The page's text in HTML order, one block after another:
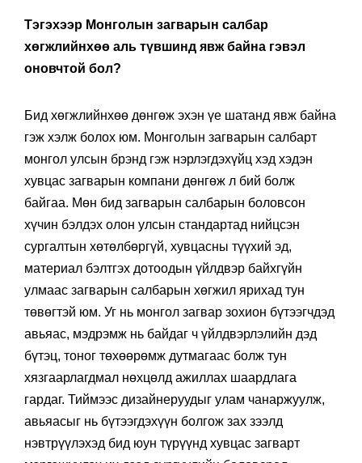
Тэгэхээр Монголын загварын салбар
хөгжлийнхөө аль түвшинд явж байна гэвэл
оновчтой бол?
Бид хөгжлийнхөө дөнгөж эхэн үе шатанд явж байна
гэж хэлж болох юм. Монголын загварын салбарт
монгол улсын брэнд гэж нэрлэгдэхүйц хэд хэдэн
хувцас загварын компани дөнгөж л бий болж
байгаа. Мөн бид загварын салбарын боловсон
хүчин бэлдэх олон улсын стандартад нийцсэн
сургалтын хөтөлбөргүй, хувцасны түүхий эд,
материал бэлтгэх дотоодын үйлдвэр байхгүйн
улмаас загварын салбарын хөгжил ярихад тун
төвөгтэй юм. Уг нь монгол загвар зохион бүтээгчдэд
авьяас, мэдрэмж нь байдаг ч үйлдвэрлэлийн дэд
бүтэц, тоног төхөөрөмж дутмагаас болж тун
хязгаарлагдмал нөхцөлд ажиллах шаардлага
гардаг. Тиймээс дизайнеруудыг улам чанаржуулж,
авьяасыг нь бүтээгдэхүүн болгож зах зээлд
нэвтрүүлэхэд бид юун түрүүнд хувцас загварт